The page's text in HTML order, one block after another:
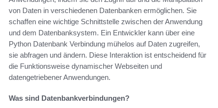
von Daten in verschiedenen Datenbanken ermöglichen. Sie
schaffen eine wichtige Schnittstelle zwischen der Anwendung
und dem Datenbanksystem. Ein Entwickler kann über eine
Python Datenbank Verbindung mühelos auf Daten zugreifen,
sie abfragen und ändern. Diese Interaktion ist entscheidend für
die Funktionsweise dynamischer Webseiten und
datengetriebener Anwendungen.
Was sind Datenbankverbindungen?